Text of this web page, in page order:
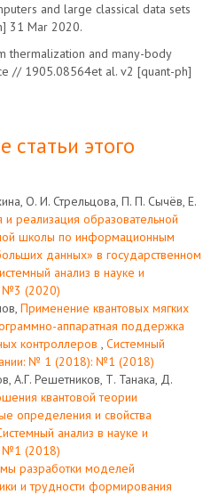
and large classical data sets
31 Mar 2020.
thermalization and many-body
// 1905.08564et al. v2 [quant-ph]
статьи этого
О. И. Стрельцова, П. П. Сычёв, Е.
и реализация образовательной
школы по информационным
данных» в государственном
анализ в науке и
№3 (2020)
Применение квантовых мягких
аппаратная поддержка
контроллеров , Системный
№ 1 (2018): №1 (2018)
А.Г. Решетников, Т. Танака, Д.
квантовой теории
определения и свойства
анализ в науке и
№1 (2018)
разработки моделей
и трудности формирования